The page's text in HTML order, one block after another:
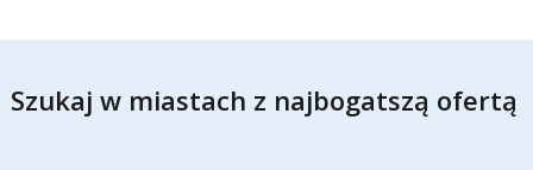
Szukaj w miastach z najbogatszą ofertą